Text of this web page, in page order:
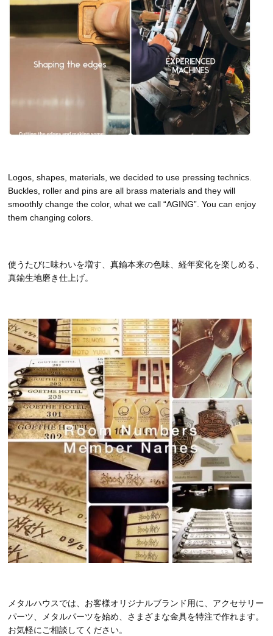
Logos, shapes, materials, we decided to use pressing technics.
Buckles, roller and pins are all brass materials and they will
smoothly change the color, what we call “AGING”. You can enjoy
them changing colors.
使うたびに味わいを増す、真鍮本来の色味、経年変化を楽しめる、
真鍮生地磨き仕上げ。
メタルハウスでは、お客様オリジナルブランド用に、アクセサリー
パーツ、メタルパーツを始め、さまざまな金具を特注で作れます。
お気軽にご相談してください。